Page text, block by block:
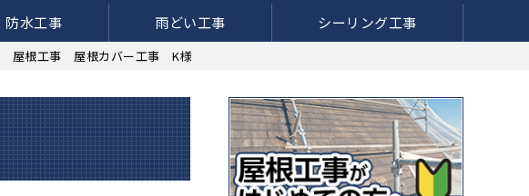
防水工事 雨どい工事 シーリング工事
屋根工事 屋根カバー工事 K様